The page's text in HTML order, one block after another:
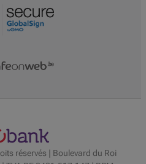
réservés | Boulevard du Roi